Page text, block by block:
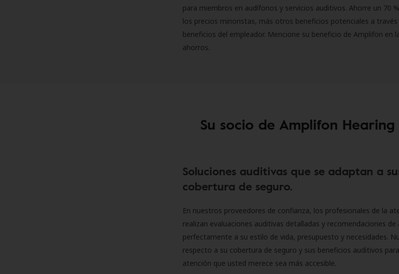
para miembros en audífonos y servicios auditivos. Ahorre un 70
los precios minoristas, más otros beneficios potenciales a
beneficios del empleador. Mencione su beneficio de Amplifon en
ahorros.
Su socio de Amplifon
Soluciones auditivas que se adaptan a
cobertura de seguro.
En nuestros proveedores de confianza, los profesionales de la
realizan evaluaciones auditivas detalladas y recomendaciones
perfectamente a su estilo de vida, presupuesto y necesidades.
respecto a su cobertura de seguro y sus beneficios auditivos
atención que usted merece sea más accesible.